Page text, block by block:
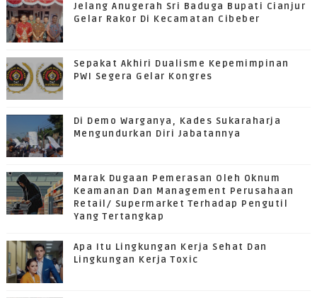
Jelang Anugerah Sri Baduga Bupati Cianjur
Gelar Rakor Di Kecamatan Cibeber
Sepakat Akhiri Dualisme Kepemimpinan
PWI Segera Gelar Kongres
Di Demo Warganya, Kades Sukaraharja
Mengundurkan Diri Jabatannya
Marak Dugaan Pemerasan Oleh Oknum
Keamanan Dan Management Perusahaan
Retail/ Supermarket Terhadap Pengutil
Yang Tertangkap
Apa Itu Lingkungan Kerja Sehat Dan
Lingkungan Kerja Toxic